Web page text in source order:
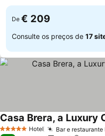
De € 209
Consulte os preços de 17
5 Estrelas Hotel Bar e restaurante
Casa Brera, a Luxury